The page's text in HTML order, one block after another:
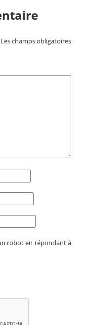
Les champs obligatoires
robot en répondant à